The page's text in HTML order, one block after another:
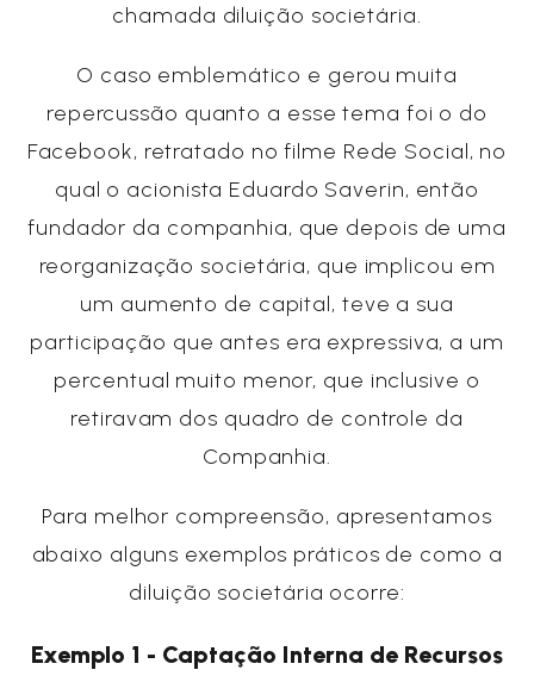
chamada diluição societária.
O caso emblemático e gerou muita
repercussão quanto a esse tema foi o do
Facebook, retratado no filme Rede Social, no
qual o acionista Eduardo Saverin, então
fundador da companhia, que depois de uma
reorganização societária, que implicou em
um aumento de capital, teve a sua
participação que antes era expressiva, a um
percentual muito menor, que inclusive o
retiravam dos quadro de controle da
Companhia.
Para melhor compreensão, apresentamos
abaixo alguns exemplos práticos de como a
diluição societária ocorre:
Exemplo 1 - Captação Interna de Recursos